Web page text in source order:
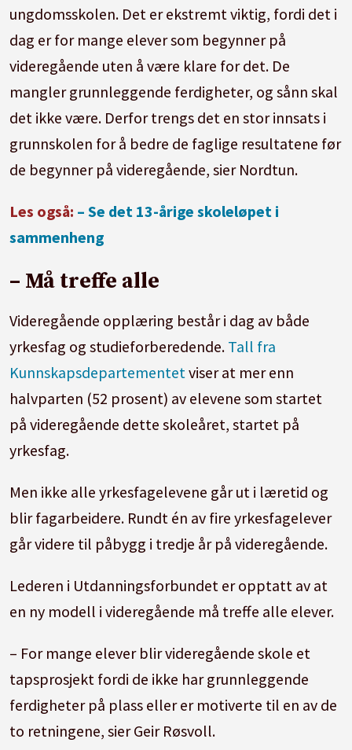
ungdomsskolen. Det er ekstremt viktig, fordi det i
dag er for mange elever som begynner på
videregående uten å være klare for det. De
mangler grunnleggende ferdigheter, og sånn skal
det ikke være. Derfor trengs det en stor innsats i
grunnskolen for å bedre de faglige resultatene før
de begynner på videregående, sier Nordtun.
Les også: – Se det 13-årige skoleløpet i
sammenheng
– Må treffe alle
Videregående opplæring består i dag av både
yrkesfag og studieforberedende. Tall fra
Kunnskapsdepartementet viser at mer enn
halvparten (52 prosent) av elevene som startet
på videregående dette skoleåret, startet på
yrkesfag.
Men ikke alle yrkesfagelevene går ut i læretid og
blir fagarbeidere. Rundt én av fire yrkesfagelever
går videre til påbygg i tredje år på videregående.
Lederen i Utdanningsforbundet er opptatt av at
en ny modell i videregående må treffe alle elever.
– For mange elever blir videregående skole et
tapsprosjekt fordi de ikke har grunnleggende
ferdigheter på plass eller er motiverte til en av de
to retningene, sier Geir Røsvoll.